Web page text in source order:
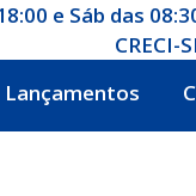
e Sáb das
CRECI-
Lançamentos